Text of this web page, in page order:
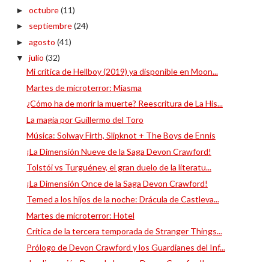
► octubre(11)
► septiembre(24)
► agosto (41)
▼ julio (32)
Mi crítica de Hellboy (2019) ya disponible en Moon...
Martes de microterror: Miasma
¿Cómo ha de morir la muerte? Reescritura de La His...
La magia por Guillermo del Toro
Música: Solway Firth, Slipknot + The Boys de Ennis
¡La Dimensión Nueve de la Saga Devon Crawford!
Tolstói vs Turguénev, el gran duelo de la literatu...
¡La Dimensión Once de la Saga Devon Crawford!
Temed a los hijos de la noche: Drácula de Castleva...
Martes de microterror: Hotel
Crítica de la tercera temporada de Stranger Things...
Prólogo de Devon Crawford y los Guardianes del Inf...